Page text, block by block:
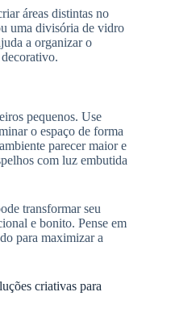
áreas distintas no
uma divisória de vidro
a organizar o
pequenos. Use
o espaço de forma
parecer maior e
com luz embutida
transformar seu
e bonito. Pense em
para maximizar a
criativas para